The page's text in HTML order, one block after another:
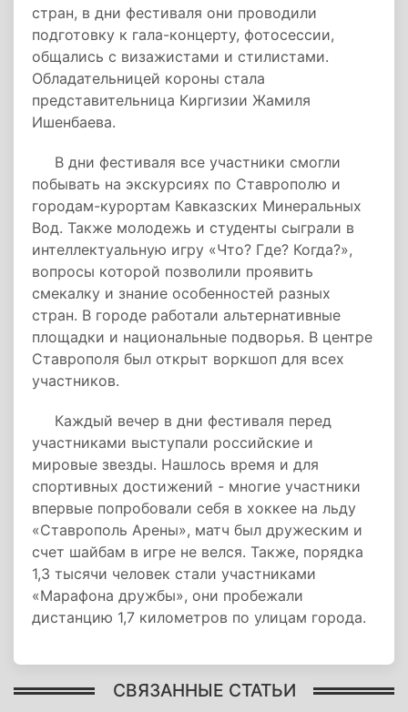
стран, в дни фестиваля они проводили
подготовку к гала-концерту, фотосессии,
общались с визажистами и стилистами.
Обладательницей короны стала
представительница Киргизии Жамиля
Ишенбаева.
В дни фестиваля все участники смогли
побывать на экскурсиях по Ставрополю и
городам-курортам Кавказских Минеральных
Вод. Также молодежь и студенты сыграли в
интеллектуальную игру «Что? Где? Когда?»,
вопросы которой позволили проявить
смекалку и знание особенностей разных
стран. В городе работали альтернативные
площадки и национальные подворья. В центре
Ставрополя был открыт воркшоп для всех
участников.
Каждый вечер в дни фестиваля перед
участниками выступали российские и
мировые звезды. Нашлось время и для
спортивных достижений - многие участники
впервые попробовали себя в хоккее на льду
«Ставрополь Арены», матч был дружеским и
счет шайбам в игре не велся. Также, порядка
1,3 тысячи человек стали участниками
«Марафона дружбы», они пробежали
дистанцию 1,7 километров по улицам города.
СВЯЗАННЫЕ СТАТЬИ